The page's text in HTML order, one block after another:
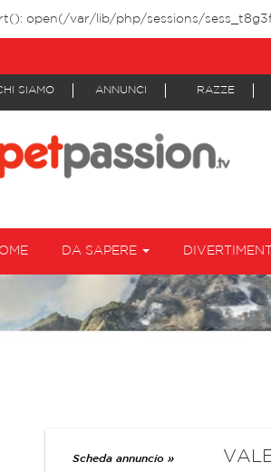
open(/var/lib/php/sessions/
SIAMO ANNUNCI RAZZE
DA SAPERE
Scheda annuncio »